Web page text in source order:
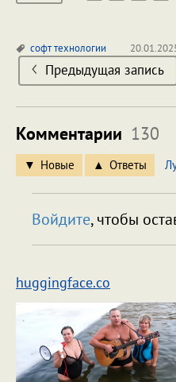
софттехнологии
Предыдущая запись
Комментарии 130
Новые Ответы
Войдите, чтобы
huggingface.co